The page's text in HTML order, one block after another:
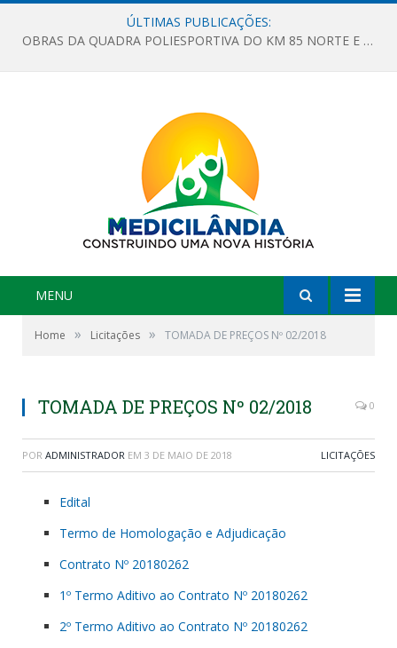
ÚLTIMAS PUBLICAÇÕES:
OBRAS DA QUADRA POLIESPORTIVA DO KM 85 NORTE E DA ESCOLA GASPAR VIANA AVANÇAM
MENU
Home » Licitações » TOMADA DE PREÇOS Nº 02/2018
TOMADA DE PREÇOS Nº 02/2018 0
POR ADMINISTRADOR EM 3 DE MAIO DE 2018 LICITAÇÕES
Edital
Termo de Homologação e Adjudicação
Contrato Nº 20180262
1º Termo Aditivo ao Contrato Nº 20180262
2º Termo Aditivo ao Contrato Nº 20180262